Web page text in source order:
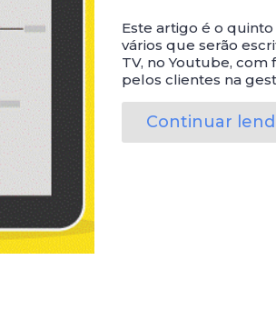
Este artigo é o
vários que serão
TV, no Youtube,
pelos clientes na
Continuar